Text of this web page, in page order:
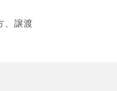
、譲渡